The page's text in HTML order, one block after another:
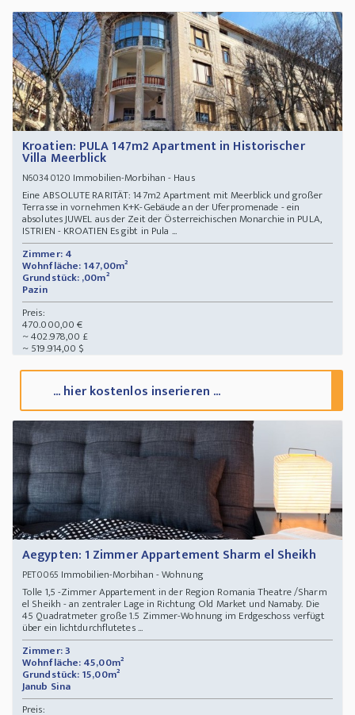
Kroatien: PULA 147m2 Apartment in Historischer
Villa Meerblick
N60340120 Immobilien-Morbihan - Haus
Eine ABSOLUTE RARITÄT: 147m2 Apartment mit Meerblick und großer
Terrasse in vornehmen K+K-Gebäude an der Uferpromenade - ein
absolutes JUWEL aus der Zeit der Österreichischen Monarchie in PULA,
ISTRIEN - KROATIEN Es gibt in Pula ...
Zimmer: 4
Wohnfläche: 147,00m²
Grundstück: ,00m²
Pazin
Preis:
470.000,00 €
~ 402.978,00 £
~ 519.914,00 $
... hier kostenlos inserieren ...
Aegypten: 1 Zimmer Appartement Sharm el Sheikh
PET0065 Immobilien-Morbihan - Wohnung
Tolle 1,5 -Zimmer Appartement in der Region Romania Theatre /Sharm
el Sheikh - an zentraler Lage in Richtung Old Market und Namaby. Die
45 Quadratmeter große 1.5 Zimmer-Wohnung im Erdgeschoss verfügt
über ein lichtdurchflutetes ...
Zimmer: 3
Wohnfläche: 45,00m²
Grundstück: 15,00m²
Janub Sina
Preis: